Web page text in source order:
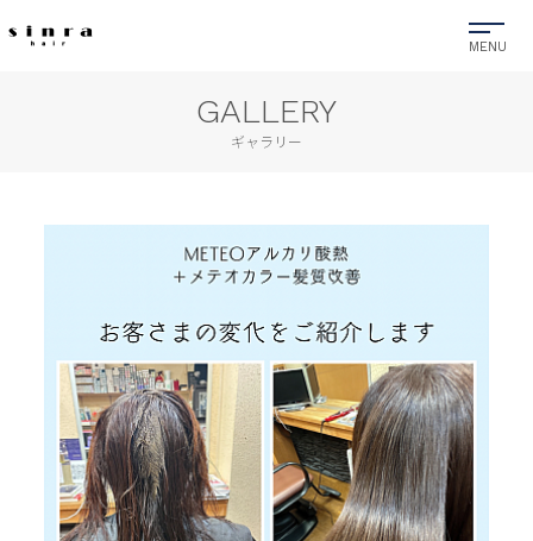
GALLERY
ギャラリー